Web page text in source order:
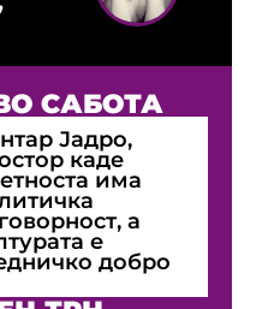
САБОТА
Јадро,
каде
има
а
е
добро